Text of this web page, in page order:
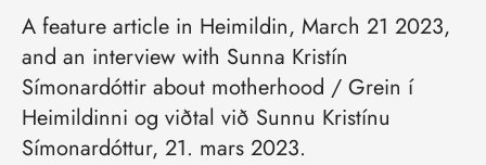
A feature article in Heimildin, March 21 2023,
and an interview with Sunna Kristín
Símonardóttir about motherhood / Grein í
Heimildinni og viðtal við Sunnu Kristínu
Símonardóttur, 21. mars 2023.